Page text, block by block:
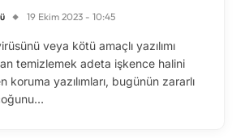
19 Ekim 2023 - 10:45
veya kötü amaçlı yazılımı
temizlemek adeta işkence halini
koruma yazılımları, bugünün zararlı